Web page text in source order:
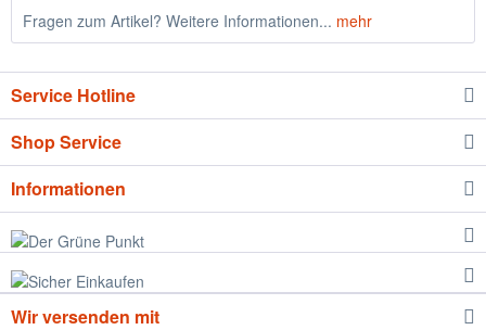
Fragen zum Artikel? Weitere Informationen... mehr
Service Hotline
Shop Service
Informationen
Wir versenden mit